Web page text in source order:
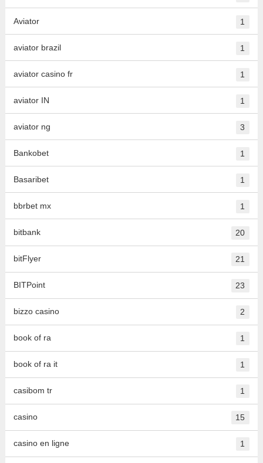
Aviator 1
aviator brazil 1
aviator casino fr 1
aviator IN 1
aviator ng 3
Bankobet 1
Basaribet 1
bbrbet mx 1
bitbank 20
bitFlyer 21
BITPoint 23
bizzo casino 2
book of ra 1
book of ra it 1
casibom tr 1
casino 15
casino en ligne 1